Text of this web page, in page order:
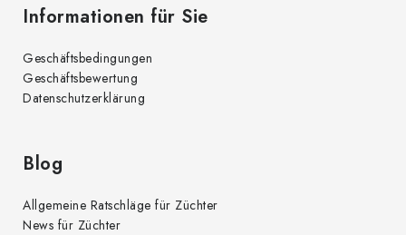
Informationen für Sie
Geschäftsbedingungen
Geschäftsbewertung
Datenschutzerklärung
Blog
Allgemeine Ratschläge für Züchter
News für Züchter